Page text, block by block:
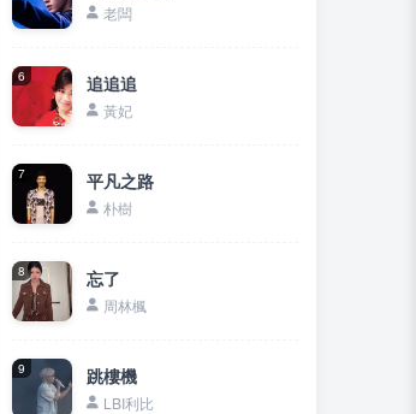
老闆
6 追追追
黃妃
7 平凡之路
朴樹
8 忘了
周林楓
9 跳樓機
LBI利比